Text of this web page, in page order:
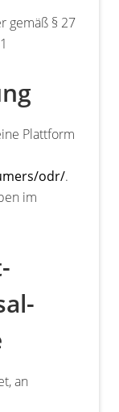
gemäß § 27
Plattform
odr/.
im
an